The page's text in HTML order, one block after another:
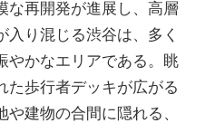
な再開発が進展し、高層
り混じる渋谷は、多く
かなエリアである。 眺
た歩行者デッキが広がる
建物の合間に隠れる、